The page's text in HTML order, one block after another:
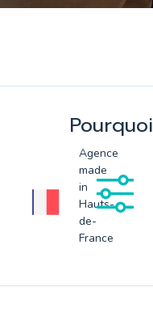
Pourquoi
Agence
made
in
Hauts-
de-
France